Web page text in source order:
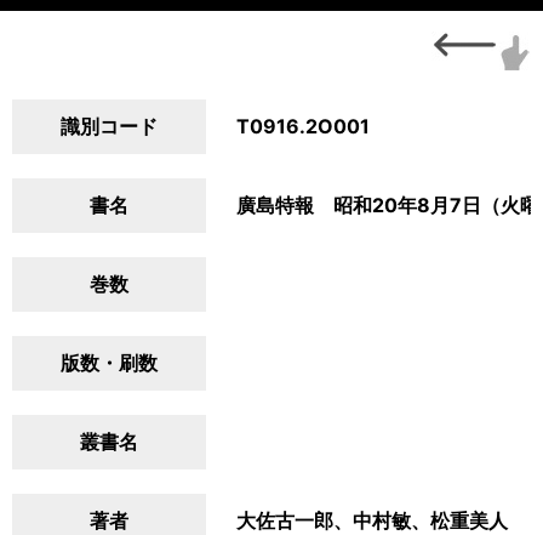
識別コード T0916.2O001
書名 廣島特報 昭和20年8月7日（火
巻数
版数・刷数
叢書名
著者 大佐古一郎、中村敏、松重美人